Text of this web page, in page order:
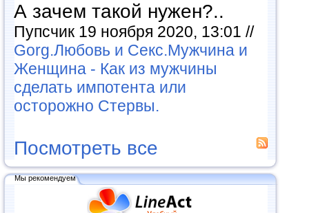
А зачем такой нужен?..
Пупсчик 19 ноября 2020, 13:01 //
Gorg.Любовь и Секс.Мужчина и
Женщина - Как из мужчины
сделать импотента или
осторожно Стервы.
Посмотреть все
Мы рекомендуем